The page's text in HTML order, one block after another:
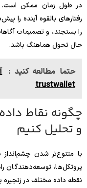
در طول زمان ممکن است.
رفتارهای بالقوه آینده را
را بسنجند، و تصمیمات
حال تحول هماهنگ باشد.
حتما مطالعه کنید :
trustwallet
چگونه نقاط
و تحلیل کنیم
با متنوع‌تر شدن
پروتکل‌ها، توسعه‌دهندگان
نقطه داده مختلف در زنجیره